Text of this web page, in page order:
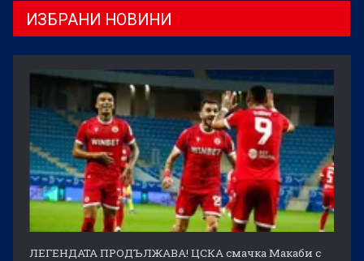
ИЗБРАНИ НОВИНИ
ЛЕГЕНДАТА ПРОДЪЛЖАВА! ЦСКА смачка Макаби с